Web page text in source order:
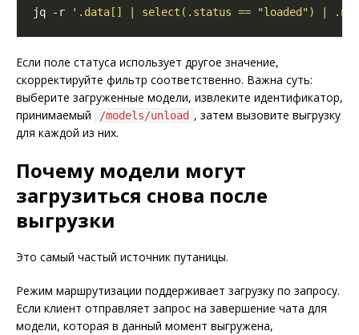
jq -r '.data[] | select(.status == "loaded") |
Если поле статуса использует другое значение,
скорректируйте фильтр соответственно. Важна суть:
выберите загруженные модели, извлеките идентификатор,
принимаемый
/models/unload , затем вызовите выгрузку
для каждой из них.
Почему модели могут
загрузиться снова после
выгрузки
Это самый частый источник путаницы.
Режим маршрутизации поддерживает загрузку по запросу.
Если клиент отправляет запрос на завершение чата для
модели, которая в данный момент выгружена,